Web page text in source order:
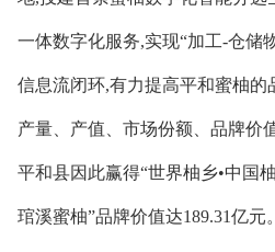
一体数字化服务,实现“加工-仓储
信息流闭环,有力提高平和蜜柚的
产量、产值、市场份额、品牌价
平和县因此赢得“世界柚乡•中国
琯溪蜜柚”品牌价值达189.31亿元。